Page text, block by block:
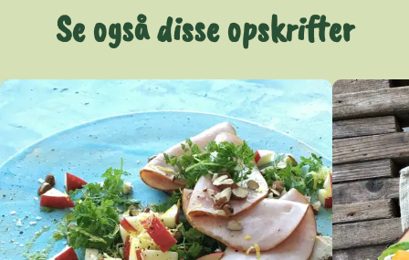
Se også disse opskrifter